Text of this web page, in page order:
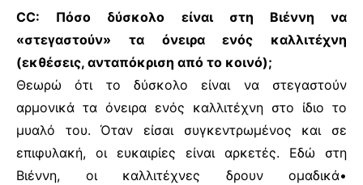
CC: Πόσο δύσκολο είναι στη Βιέννη να
«στεγαστούν» τα όνειρα ενός καλλιτέχνη
(εκθέσεις, ανταπόκριση από το κοινό);
Θεωρώ ότι το δύσκολο είναι να στεγαστούν
αρμονικά τα όνειρα ενός καλλιτέχνη στο ίδιο το
μυαλό του. Όταν είσαι συγκεντρωμένος και σε
επιφυλακή, οι ευκαιρίες είναι αρκετές. Εδώ στη
Βιέννη, οι καλλιτέχνες δρουν ομαδικά•